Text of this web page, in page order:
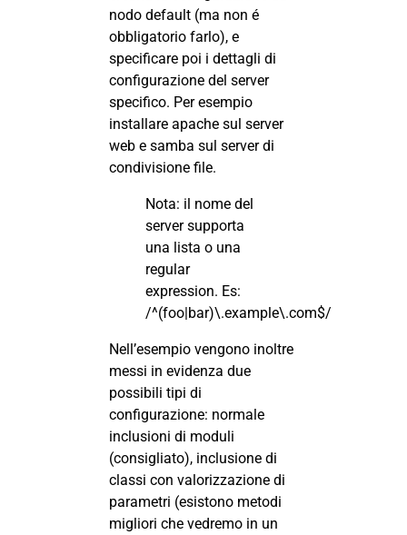
nodo default (ma non é
obbligatorio farlo), e
specificare poi i dettagli di
configurazione del server
specifico. Per esempio
installare apache sul server
web e samba sul server di
condivisione file.
Nota: il nome del
server supporta
una lista o una
regular
expression. Es:
/^(foo|bar)\.example\.com$/
Nell’esempio vengono inoltre
messi in evidenza due
possibili tipi di
configurazione: normale
inclusioni di moduli
(consigliato), inclusione di
classi con valorizzazione di
parametri (esistono metodi
migliori che vedremo in un